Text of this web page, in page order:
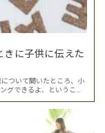
きに子供に伝えた
ついて聞いたところ、小
グできるよ、ということ